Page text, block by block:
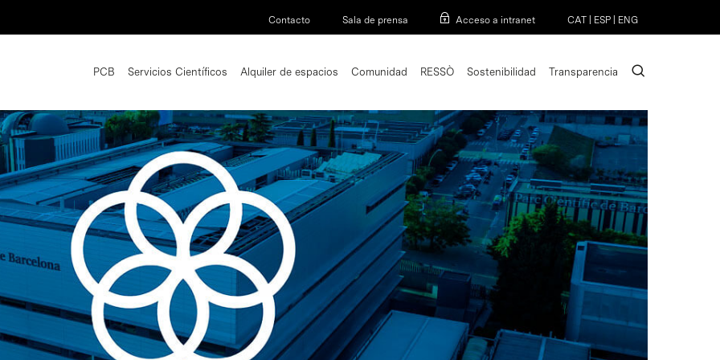
Contacto Sala de prensa Acceso a intranet CAT ESP ENG
PCB Servicios Científicos Alquiler de espacios Comunidad RESSÒ Sostenibilidad Transparencia search